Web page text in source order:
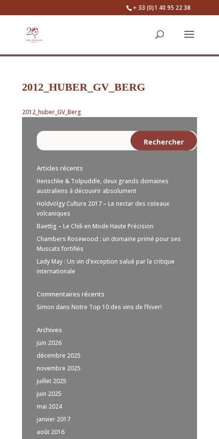
+ 33 (0)1 40 95 22 38
2012_HUBER_GV_BERG
2012_huber_GV_Berg
Articles récents
Henschke & Tolpuddle, deux grands domaines
australiens à découvrir absolument
Holdvölgy Culture 2017 – Le nectar des coteaux
volcaniques
Baettig – Le Chili en Mode Haute Précision
Chambers Rosewood : un domaine primé pour ses
Muscats fortifiés
Lady May : Un vin d’exception salué par la critique
internationale
Commentaires récents
Simon dans Notre Top 10 des vins de l’hiver!
Archives
juin 2026
décembre 2025
novembre 2025
juillet 2025
juin 2025
mai 2024
janvier 2017
août 2016